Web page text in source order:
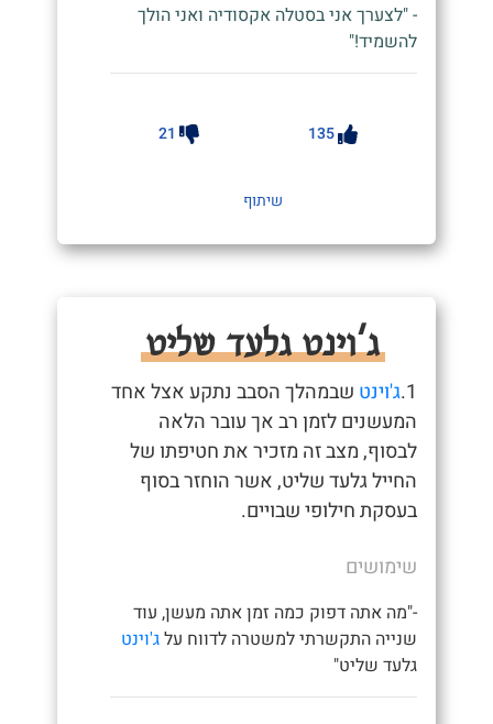
- "לצערך אני בסטלה אקסודיה ואני הולך
להשמיד!"
135
21
שיתוף
ג'וינט גלעד שליט
1. ג'וינט שבמהלך הסבב נתקע אצל אחד
המעשנים לזמן רב אך עובר הלאה
לבסוף, מצב זה מזכיר את חטיפתו של
החייל גלעד שליט, אשר הוחזר בסוף
בעסקת חילופי שבויים.
שימושים
-"מה אתה דפוק כמה זמן אתה מעשן, עוד
שנייה התקשרתי למשטרה לדווח עלג'וינט
גלעד שליט"